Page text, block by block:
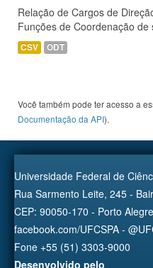
Relação de Cargos de
Funções de Coordenação de
CSV ODT
Você também pode ter acesso a
Documentação da API).
Universidade Federal de
Rua Sarmento Leite, 245 -
CEP: 90050-170 - Porto
facebook.com/UFCSPA -
Fone +55 (51) 3303-9000
Desenvolvido pelo